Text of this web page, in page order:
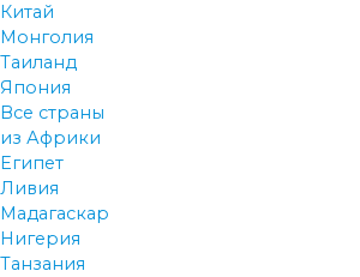
Китай
Монголия
Таиланд
Япония
Все страны
из Африки
Египет
Ливия
Мадагаскар
Нигерия
Танзания